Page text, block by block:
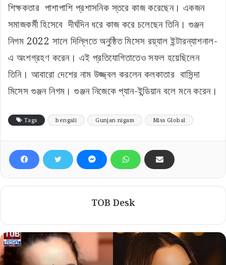
শিক্ষকতার পাশাপাশি প্রশাসনিক স্তরে কাজ করেছেন। একজন
সমাজকর্মী হিসেবে দীর্ঘদিন ধরে কাজ করে চলেছেন তিনি। গুঞ্জন
নিগম 2022 সালে দিল্লিতে অনুষ্ঠিত মিসেস রয়্যাল ইন্টারন্যাশনাল-
এ অংশগ্রহণ করেন। এই প্রতিযোগিতাতেও সফল হয়েছিলেন
তিনি। আবারো দেশের নাম উজ্জ্বল করলেন কলকাতার বাসিন্দা
মিসেস গুঞ্জন নিগম। গুঞ্জন নিজেকে প্যান-ইন্ডিয়ান বলে মনে করেন।
Tags bengali Gunjan nigam Miss Global
TOB Desk